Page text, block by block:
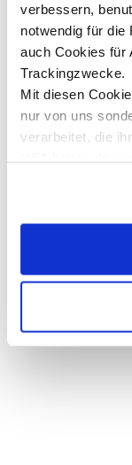
verbessern,
notwendig für die
auch Cookies für
Trackingzwecke.
Mit diesen
nur von uns
verarbeitet, die
erklären Ihnen
USA bedeuten